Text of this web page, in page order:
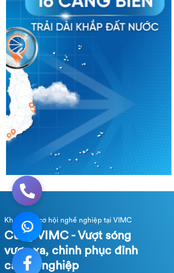
Khám phá cơ hội nghề nghiệp tại VIMC
Cùng VIMC - Vượt sóng
vươn xa, chinh phục đỉnh
cao sự nghiệp